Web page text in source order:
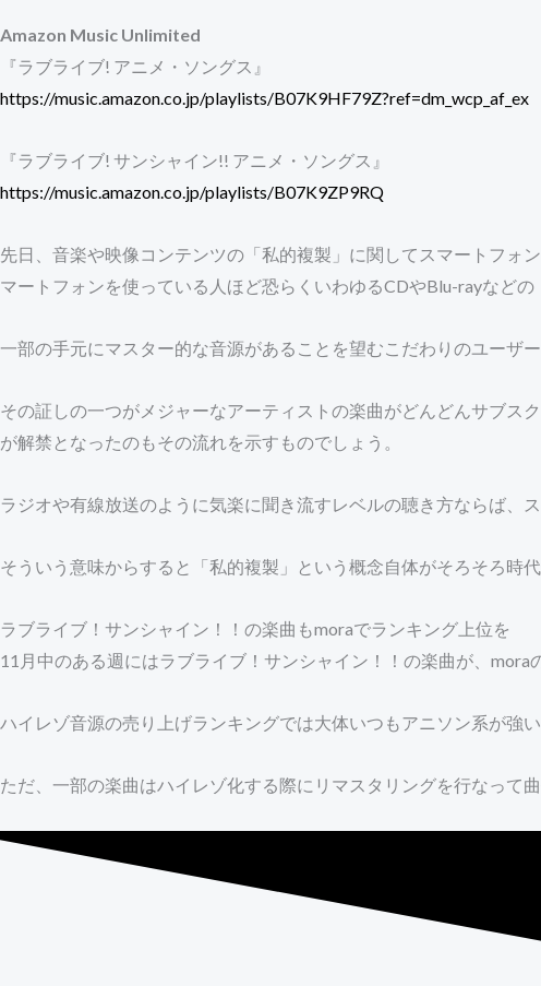
Amazon Music Unlimited
『ラブライブ! アニメ・ソングス』
https://music.amazon.co.jp/playlists/B07K9HF79Z?ref=dm_wcp_af_ex
『ラブライブ! サンシャイン!! アニメ・ソングス』
https://music.amazon.co.jp/playlists/B07K9ZP9RQ
先日、音楽や映像コンテンツの「私的複製」に関してスマートフォ
マートフォンを使っている人ほど恐らくいわゆるCDやBlu-rayなどの
一部の手元にマスター的な音源があることを望むこだわりのユーザ
その証しの一つがメジャーなアーティストの楽曲がどんどんサブス
が解禁となったのもその流れを示すものでしょう。
ラジオや有線放送のように気楽に聞き流すレベルの聴き方ならば、
そういう意味からすると「私的複製」という概念自体がそろそろ時
ラブライブ！サンシャイン！！の楽曲もmoraでランキング上位を
11月中のある週にはラブライブ！サンシャイン！！の楽曲が、
ハイレゾ音源の売り上げランキングでは大体いつもアニソン系が強
ただ、一部の楽曲はハイレゾ化する際にリマスタリングを行なって